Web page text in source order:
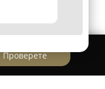
Проверете